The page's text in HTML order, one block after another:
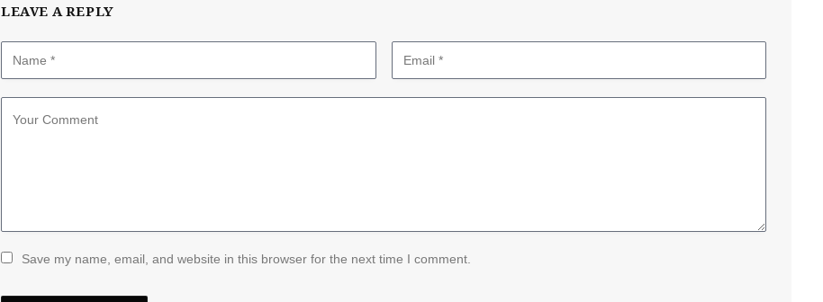
LEAVE A REPLY
Save my name, email, and website in this browser for the next time I comment.